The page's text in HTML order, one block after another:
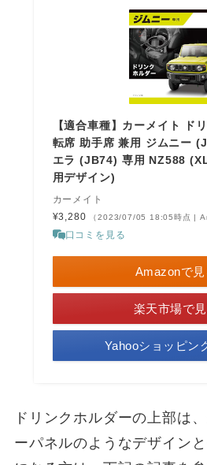
【適合車種】カーメイト ド
転席 助手席 兼用 ジムニー
エラ (JB74) 専用 NZ588
用デザイン)
カーメイト
¥3,280
（2023/07/05 18:05時点 |
口コミを見る
Amazonで見
楽天市場で
Yahooショッピン
ドリンクホルダーの上部は
ーパネルのようなデザイン